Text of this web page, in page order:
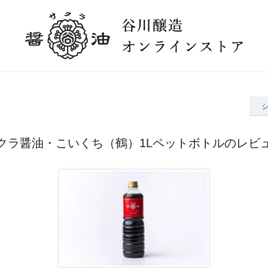
ラ醤油・こいくち（鶴）1Lペットボトルのレビ